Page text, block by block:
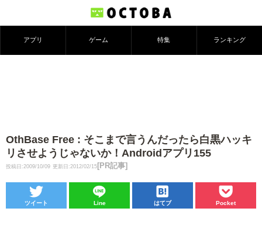
アプリ ゲーム 特集 ランキング
OthBase Free : そこまで言うんだったら白黒ハッキ
リさせようじゃないか！Androidアプリ155
投稿日:2009/10/09 更新日:2012/02/15 [PR記事]
ツイート Line はてブ Pocket